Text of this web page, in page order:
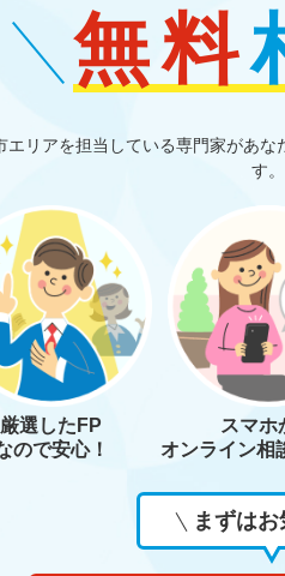
無料
エリアを担当している専門家があな
す。
厳選したFP
ので安心！
スマホ
オンライン相
まずは